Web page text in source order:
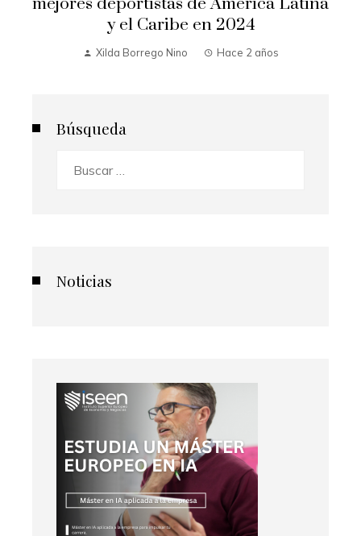
mejores deportistas de América Latina
y el Caribe en 2024
Xilda Borrego Nino Hace 2 años
Búsqueda
Noticias